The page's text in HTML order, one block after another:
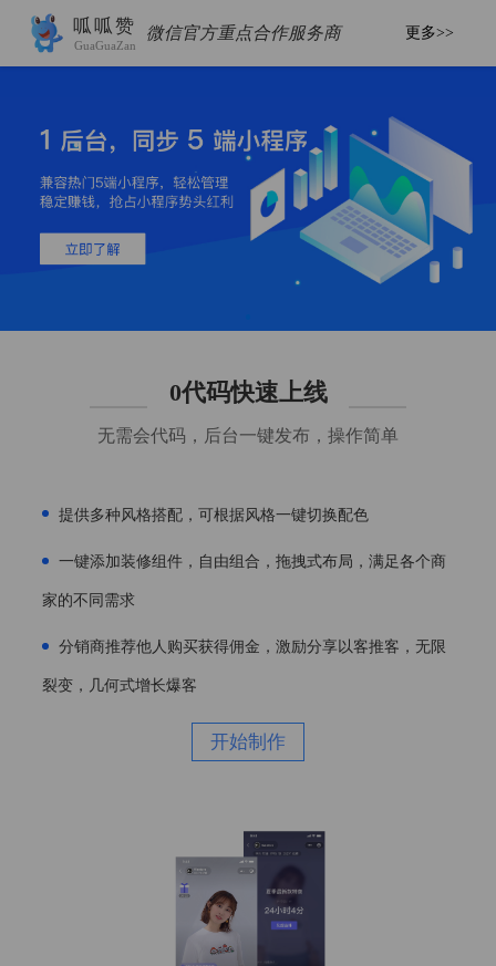
呱呱赞
GuaGuaZan
微信官方重点合作服务商 更多>>
0代码快速上线
无需会代码，后台一键发布，操作简单
提供多种风格搭配，可根据风格一键切换配色
一键添加装修组件，自由组合，拖拽式布局，满足各个商
家的不同需求
分销商推荐他人购买获得佣金，激励分享以客推客，无限
裂变，几何式增长爆客
开始制作